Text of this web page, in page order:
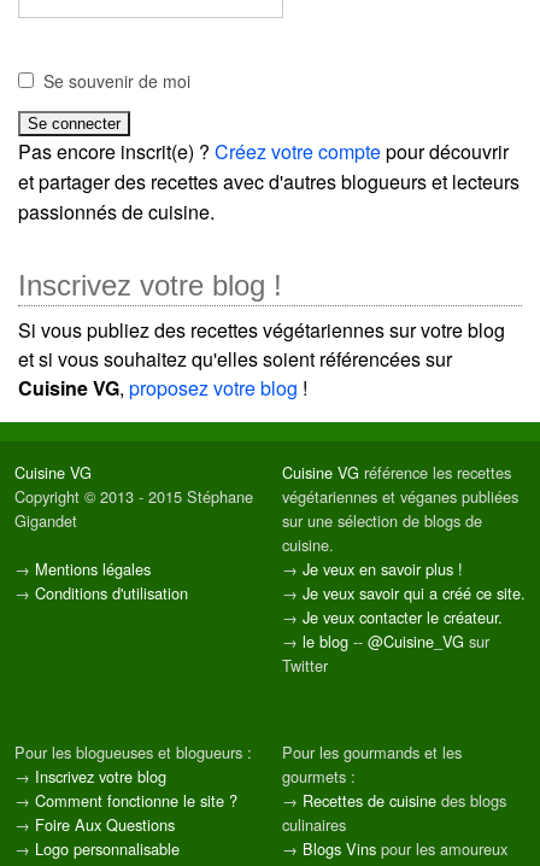
Se souvenir de moi
Pas encore inscrit(e) ? Créez votre comptepour découvrir
et partager des recettes avec d'autres blogueurs et lecteurs
passionnés de cuisine.
Inscrivez votre blog !
Si vous publiez des recettes végétariennes sur votre blog
et si vous souhaitez qu'elles soient référencées sur
Cuisine VG, proposez votre blog !
Cuisine VG
Copyright © 2013 - 2015 Stéphane
Gigandet
→ Mentions légales
→ Conditions d'utilisation
Cuisine VG référence les recettes
végétariennes et véganes publiées
sur une sélection de blogs de
cuisine.
→ Je veux en savoir plus !
→ Je veux savoir qui a créé ce site.
→ Je veux contacter le créateur.
→ le blog -- @Cuisine_VG sur
Twitter
Pour les blogueuses et blogueurs :
→ Inscrivez votre blog
→ Comment fonctionne le site ?
→ Foire Aux Questions
→ Logo personnalisable
Pour les gourmands et les
gourmets :
→ Recettes de cuisine des blogs
culinaires
→ Blogs Vins pour les amoureux